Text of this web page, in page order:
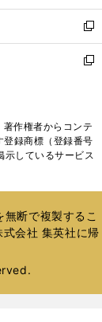
開
く
ウ
で
開
く
ン
ド
ウ
で
ウ
ィ
ン
ド
く
新
し
い
ド
ウ
で
新
ィ
ン
ド
開
く
作権者からコンテ
登録商標（登録番号
しているサービス
断で複製するこ
会社 集英社に帰